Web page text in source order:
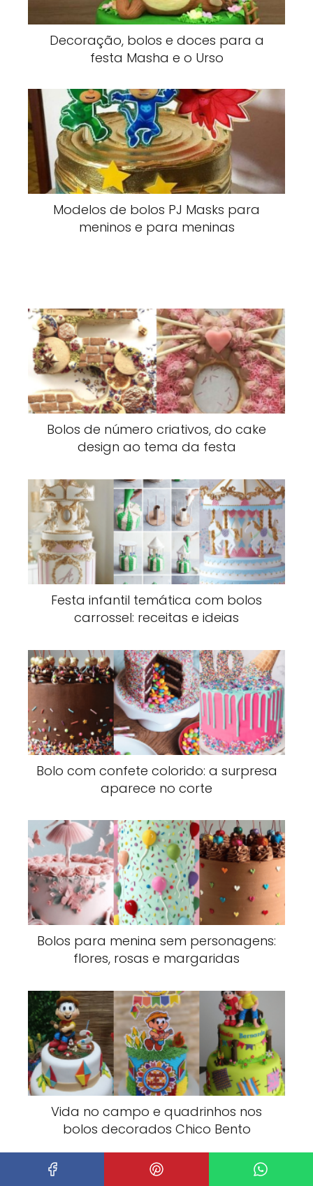
Decoração, bolos e doces para a
festa Masha e o Urso
Modelos de bolos PJ Masks para
meninos e para meninas
Bolos de número criativos, do cake
design ao tema da festa
Festa infantil temática com bolos
carrossel: receitas e ideias
Bolo com confete colorido: a surpresa
aparece no corte
Bolos para menina sem personagens:
flores, rosas e margaridas
Vida no campo e quadrinhos nos
bolos decorados Chico Bento